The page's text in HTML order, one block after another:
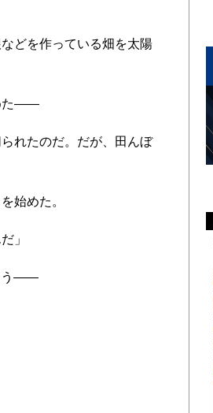
どを作っている畑を太陽
た――
れたのだ。だが、田んぼ
始めた。
」
う――